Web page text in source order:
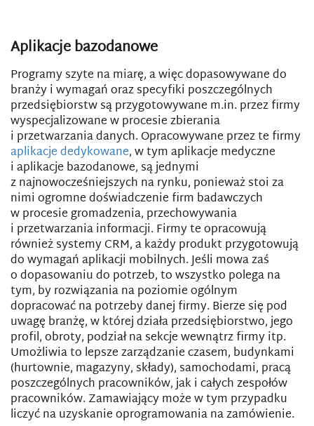
Aplikacje bazodanowe
Programy szyte na miarę, a więc dopasowywane do
branży i wymagań oraz specyfiki poszczególnych
przedsiębiorstw są przygotowywane m.in. przez firmy
wyspecjalizowane w procesie zbierania
i przetwarzania danych. Opracowywane przez te firmy
aplikacje dedykowane, w tym aplikacje medyczne
i aplikacje bazodanowe, są jednymi
z najnowocześniejszych na rynku, ponieważ stoi za
nimi ogromne doświadczenie firm badawczych
w procesie gromadzenia, przechowywania
i przetwarzania informacji. Firmy te opracowują
również systemy CRM, a każdy produkt przygotowują
do wymagań aplikacji mobilnych. Jeśli mowa zaś
o dopasowaniu do potrzeb, to wszystko polega na
tym, by rozwiązania na poziomie ogólnym
dopracować na potrzeby danej firmy. Bierze się pod
uwagę branżę, w której działa przedsiębiorstwo, jego
profil, obroty, podział na sekcje wewnątrz firmy itp.
Umożliwia to lepsze zarządzanie czasem, budynkami
(hurtownie, magazyny, składy), samochodami, pracą
poszczególnych pracowników, jak i całych zespołów
pracowników. Zamawiający może w tym przypadku
liczyć na uzyskanie oprogramowania na zamówienie.